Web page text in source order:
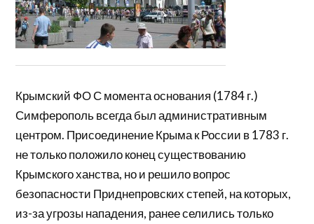
Крымский ФО С момента основания (1784 г.)
Симферополь всегда был административным
центром. Присоединение Крыма к России в 1783 г.
не только положило конец существованию
Крымского ханства, но и решило вопрос
безопасности Приднепровских степей, на которых,
из-за угрозы нападения, ранее селились только